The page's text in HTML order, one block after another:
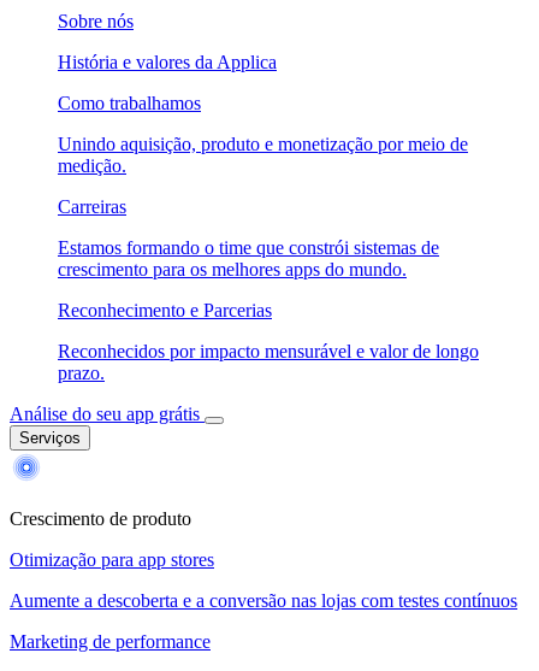
Sobre nós
História e valores da Applica
Como trabalhamos
Unindo aquisição, produto e monetização por meio de
medição.
Carreiras
Estamos formando o time que constrói sistemas de
crescimento para os melhores apps do mundo.
Reconhecimento e Parcerias
Reconhecidos por impacto mensurável e valor de longo
prazo.
Análise do seu app grátis
Serviços
Crescimento de produto
Otimização para app stores
Aumente a descoberta e a conversão nas lojas com testes contínuos
Marketing de performance